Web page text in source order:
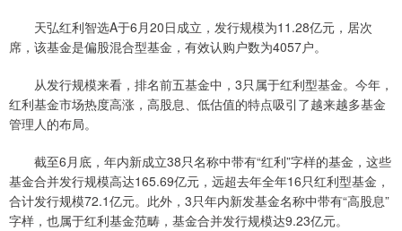
天弘红利智选A于6月20日成立，发行规模为11.28亿元，居次
席，该基金是偏股混合型基金，有效认购户数为4057户。
从发行规模来看，排名前五基金中，3只属于红利型基金。今年，
红利基金市场热度高涨，高股息、低估值的特点吸引了越来越多基金
管理人的布局。
截至6月底，年内新成立38只名称中带有“红利”字样的基金，这些
基金合并发行规模高达165.69亿元，远超去年全年16只红利型基金，
合计发行规模72.1亿元。此外，3只年内新发基金名称中带有“高股息”
字样，也属于红利基金范畴，基金合并发行规模达9.23亿元。